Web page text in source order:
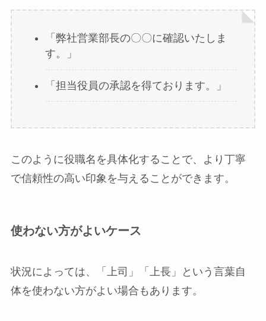
「弊社営業部長の〇〇に確認いたしま
す。」
「担当役員の承認を得ております。」
このように役職名を具体化することで、より丁寧
で信頼性の高い印象を与えることができます。
使わない方がよいケース
状況によっては、「上司」「上長」という言葉自
体を使わない方がよい場合もあります。